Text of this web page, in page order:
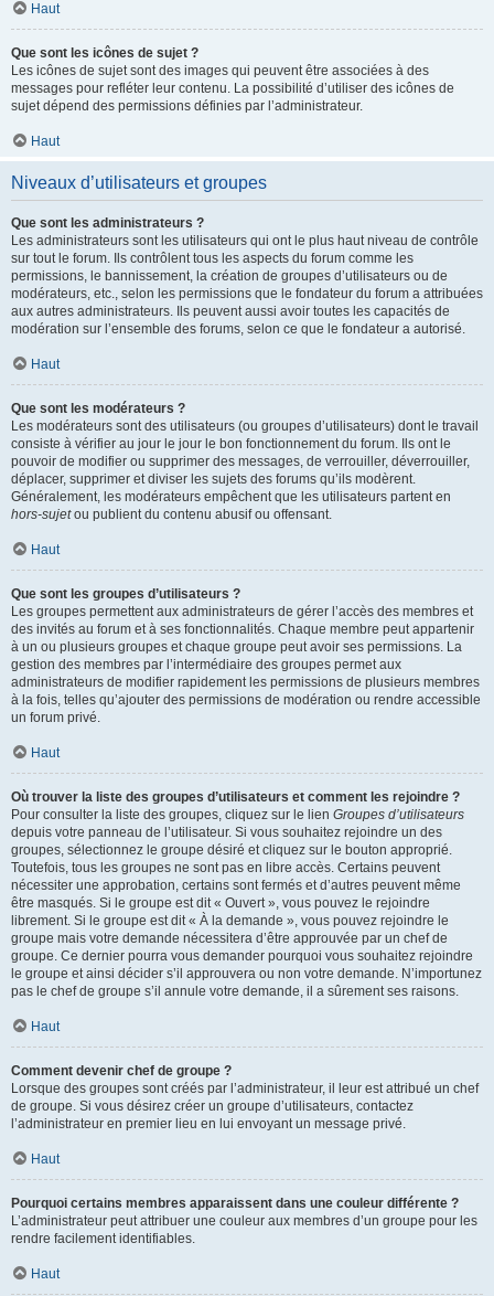
Haut
Que sont les icônes de sujet ?
Les icônes de sujet sont des images qui peuvent être associées à des
messages pour refléter leur contenu. La possibilité d’utiliser des icônes de
sujet dépend des permissions définies par l’administrateur.
Haut
Niveaux d’utilisateurs et groupes
Que sont les administrateurs ?
Les administrateurs sont les utilisateurs qui ont le plus haut niveau de contrôle
sur tout le forum. Ils contrôlent tous les aspects du forum comme les
permissions, le bannissement, la création de groupes d’utilisateurs ou de
modérateurs, etc., selon les permissions que le fondateur du forum a attribuées
aux autres administrateurs. Ils peuvent aussi avoir toutes les capacités de
modération sur l’ensemble des forums, selon ce que le fondateur a autorisé.
Haut
Que sont les modérateurs ?
Les modérateurs sont des utilisateurs (ou groupes d’utilisateurs) dont le travail
consiste à vérifier au jour le jour le bon fonctionnement du forum. Ils ont le
pouvoir de modifier ou supprimer des messages, de verrouiller, déverrouiller,
déplacer, supprimer et diviser les sujets des forums qu’ils modèrent.
Généralement, les modérateurs empêchent que les utilisateurs partent en
hors-sujetou publient du contenu abusif ou offensant.
Haut
Que sont les groupes d’utilisateurs ?
Les groupes permettent aux administrateurs de gérer l’accès des membres et
des invités au forum et à ses fonctionnalités. Chaque membre peut appartenir
à un ou plusieurs groupes et chaque groupe peut avoir ses permissions. La
gestion des membres par l’intermédiaire des groupes permet aux
administrateurs de modifier rapidement les permissions de plusieurs membres
à la fois, telles qu’ajouter des permissions de modération ou rendre accessible
un forum privé.
Haut
Où trouver la liste des groupes d’utilisateurs et comment les rejoindre ?
Pour consulter la liste des groupes, cliquez sur le lien Groupes d’utilisateurs
depuis votre panneau de l’utilisateur. Si vous souhaitez rejoindre un des
groupes, sélectionnez le groupe désiré et cliquez sur le bouton approprié.
Toutefois, tous les groupes ne sont pas en libre accès. Certains peuvent
nécessiter une approbation, certains sont fermés et d’autres peuvent même
être masqués. Si le groupe est dit « Ouvert », vous pouvez le rejoindre
librement. Si le groupe est dit « À la demande », vous pouvez rejoindre le
groupe mais votre demande nécessitera d’être approuvée par un chef de
groupe. Ce dernier pourra vous demander pourquoi vous souhaitez rejoindre
le groupe et ainsi décider s’il approuvera ou non votre demande. N’importunez
pas le chef de groupe s’il annule votre demande, il a sûrement ses raisons.
Haut
Comment devenir chef de groupe ?
Lorsque des groupes sont créés par l’administrateur, il leur est attribué un chef
de groupe. Si vous désirez créer un groupe d’utilisateurs, contactez
l’administrateur en premier lieu en lui envoyant un message privé.
Haut
Pourquoi certains membres apparaissent dans une couleur différente ?
L’administrateur peut attribuer une couleur aux membres d’un groupe pour les
rendre facilement identifiables.
Haut